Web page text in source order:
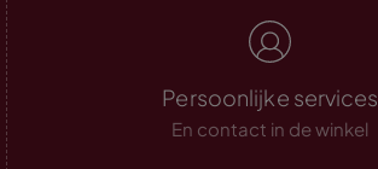
Persoonlijke services
En contact in de winkel